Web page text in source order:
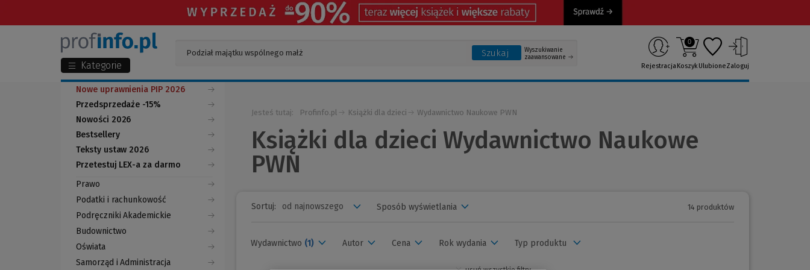
Kategorie
Szukaj
Wyszukiwanie
zaawansowane
Rejestracja
0
KoszykUlubioneZaloguj
Nowe uprawnienia PIP 2026
Przedsprzedaże -15%
Nowości 2026
Bestsellery
Teksty ustaw 2026
Przetestuj LEX-a za darmo
(Nowe
okno)
(Link
do
innej
strony)
Prawo
Podatki i rachunkowość
Podręczniki Akademickie
Budownictwo
Oświata
Samorząd i Administracja
Jesteś tutaj: Profinfo.pl Książki dla dzieci Wydawnictwo Naukowe PWN
Książki dla dzieci Wydawnictwo Naukowe
PWN
Sortuj: Sposób wyświetlania 14 produktów
Wydawnictwo (1) Autor Cena Rok wydania Typ produktu